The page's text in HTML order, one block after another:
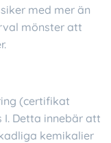
med mer än
mönster att
(certifikat
I. Detta innebär att
kemikalier